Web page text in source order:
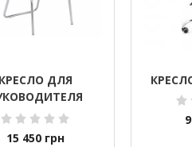
ДЛЯ
STEEL CHROME
15 450 грн